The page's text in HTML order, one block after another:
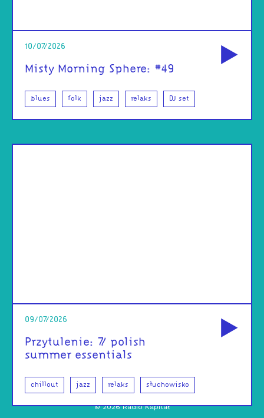
10/07/2026
Misty Morning Sphere: #49
blues folk jazz relaks DJ set
09/07/2026
Przytulenie: 7/ polish
summer essentials
chillout jazz relaks słuchowisko
©2026 Radio Kapitał